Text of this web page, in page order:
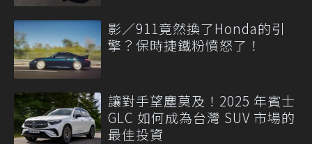
影／911竟然換了Honda的引
擎？保時捷鐵粉憤怒了！
讓對手望塵莫及！2025 年賓士
GLC 如何成為台灣 SUV 市場的
最佳投資